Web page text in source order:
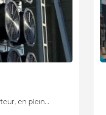
en plein…